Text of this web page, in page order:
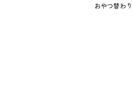
おやつ替わ